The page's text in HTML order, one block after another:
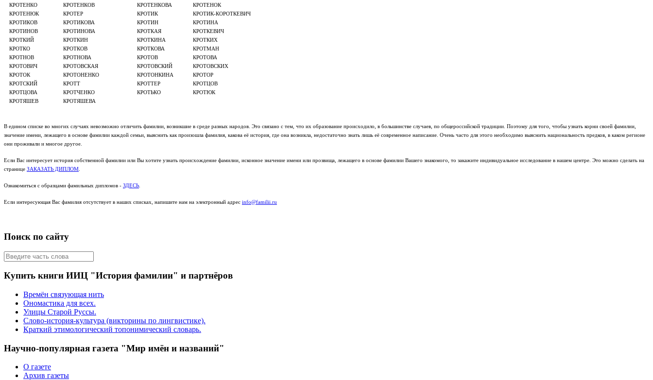
КРОТЕНКО
КРОТЕНКОВ КРОТЕНКОВА
КРОТЕНОК
КРОТЕНЮК
КРОТЕР КРОТИК
КРОТИК-КОРОТКЕВИЧ
КРОТИКОВ
КРОТИКОВА КРОТИН
КРОТИНА
КРОТИНОВ
КРОТИНОВА КРОТКАЯ
КРОТКЕВИЧ
КРОТКИЙ
КРОТКИН КРОТКИНА
КРОТКИХ
КРОТКО
КРОТКОВ КРОТКОВА
КРОТМАН
КРОТНОВ
КРОТНОВА КРОТОВ
КРОТОВА
КРОТОВИЧ
КРОТОВСКАЯ КРОТОВСКИЙ
КРОТОВСКИХ
КРОТОК
КРОТОНЕНКО КРОТОНКИНА
КРОТОР
КРОТСКИЙ
КРОТТ КРОТТЕР
КРОТЦОВ
КРОТЦОВА
КРОТЧЕНКО КРОТЬКО
КРОТЮК
КРОТЯШЕВ
КРОТЯШЕВА
В едином списке во многих случаях невозможно отличить фамилии, возникшие в среде разных народов. Это связано с тем, что их образование происходило, в большинстве случаев, по общероссийской традиции. Поэтому для того, чтобы узнать корни своей фамилии,
значение имени, лежащего в основе фамилии каждой семьи, выяснить как произошла фамилия, какова её история, где она возникла, недостаточно знать лишь её современное написание. Очень часто для этого необходимо выяснить национальность предков, в каком регионе
они проживали и многое другое.
Если Вас интересует история собственной фамилии или Вы хотите узнать происхождение фамилии, исконное значение имени или прозвища, лежащего в основе фамилии Вашего знакомого, то закажите индивидуальное исследование в нашем центре. Это можно сделать на
странице ЗАКАЗАТЬ ДИПЛОМ
Ознакомиться с образцами фамильных дипломов - ЗДЕСЬ
Если интересующая Вас фамилия отсутствует в наших списках, напишите нам на электронный адрес info@familii.ru
Поиск по сайту
Купить книги ИИЦ "История фамилии" и партнёров
Времён связующая нить
Ономастика для всех.
Улицы Старой Руссы.
Слово-история-культура (викторины по лингвистике).
Краткий этимологический топонимический словарь.
Научно-популярная газета "Мир имён и названий"
О газете
Архив газеты